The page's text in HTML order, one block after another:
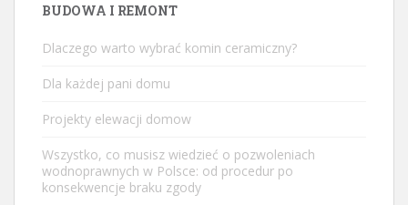
BUDOWA I REMONT
Dlaczego warto wybrać komin ceramiczny?
Dla każdej pani domu
Projekty elewacji domow
Wszystko, co musisz wiedzieć o pozwoleniach
wodnoprawnych w Polsce: od procedur po
konsekwencje braku zgody